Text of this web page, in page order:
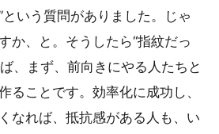
いう質問がありました。じゃ
か、と。そうしたら“指紋だっ
、まず、前向きにやる人たちと
ることです。効率化に成功し、
なれば、抵抗感がある人も、い